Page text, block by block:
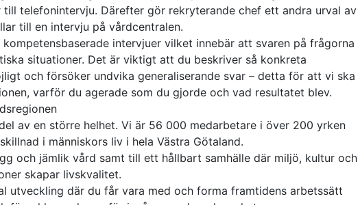
till telefonintervju. Därefter gör rekryterande chef ett andra urval av
till en intervju på vårdcentralen.
intervjuer vilket innebär att svaren på frågorna
situationer. Det är viktigt att du beskriver så konkreta
och försöker undvika generaliserande svar – detta för att vi ska
varför du agerade som du gjorde och vad resultatet blev.
av en större helhet. Vi är 56 000 medarbetare i över 200 yrken
i människors liv i hela Västra Götaland.
och jämlik vård samt till ett hållbart samhälle där miljö, kultur och
skapar livskvalitet.
utveckling där du får vara med och forma framtidens arbetssätt